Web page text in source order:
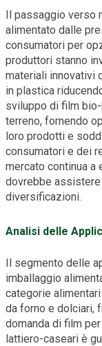
Il passaggio
alimentato dalle
consumatori per
produttori stanno
materiali innovativi
in plastica
sviluppo di film
terreno, fornendo
loro prodotti e
consumatori e dei
mercato continua
dovrebbe
diversificazioni.
Analisi delle
Il segmento delle
imballaggio
categorie
da forno e dolciari,
domanda di film
lattiero-caseari è